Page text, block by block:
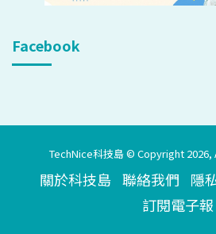
Facebook
TechNice科技島 © Copyright 2026,
關於科技島 聯絡我們 隱
訂閱電子報